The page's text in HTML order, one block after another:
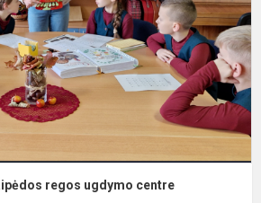
regos ugdymo centre